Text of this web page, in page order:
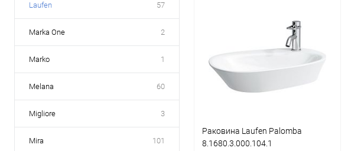
Laufen 57
Marka One 2
Marko 1
Melana 60
Migliore 3
Mira 101
Сравнение
В избранное Под заказ
Раковина Laufen Palomba
8.1680.3.000.104.1